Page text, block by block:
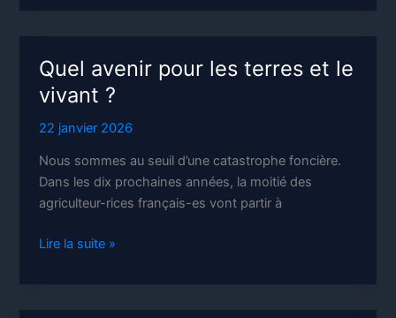
des
riches
Quel avenir pour les terres et le
vivant ?
22 janvier 2026
Nous sommes au seuil d’une catastrophe foncière.
Dans les dix prochaines années, la moitié des
agriculteur-rices français-es vont partir à
Quel
Lire la suite »